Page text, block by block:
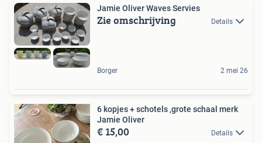
Jamie Oliver Waves Servies
Zie omschrijving Details
Borger 2 mei 26
6 kopjes + schotels ,grote schaal merk
Jamie Oliver
€ 15,00 Details